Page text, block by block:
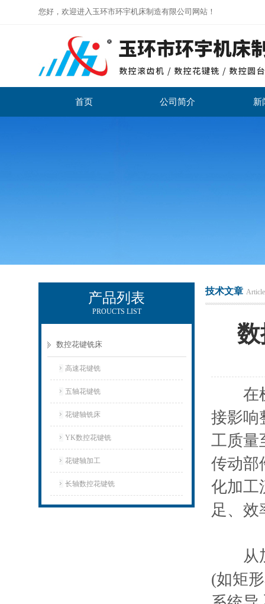
您好，欢迎进入玉环市环宇机床制造有限公司网站！
首页 公司简介 新
产品列表
PROUCTS LIST
数控花键铣床
高速花键铣
五轴花键铣
花键轴铣床
YK数控花键铣
花键轴加工
长轴数控花键铣
技术文章 Article
在机
接影响
工质量
传动部
化加工
足、效
从加
(如矩